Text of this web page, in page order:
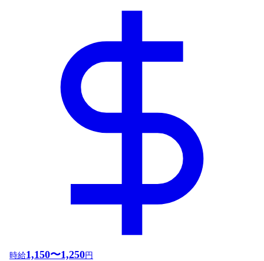
時給1,150〜1,250円